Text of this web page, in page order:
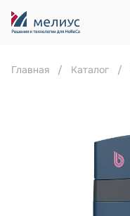
Главная Каталог